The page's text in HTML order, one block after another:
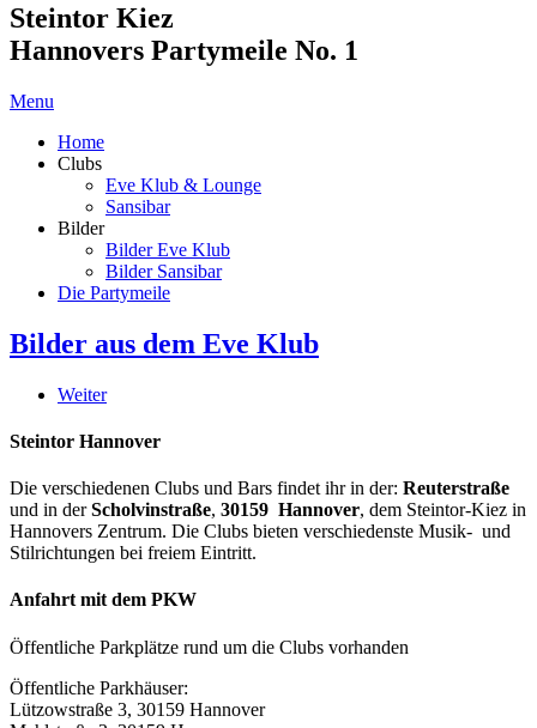
Steintor Kiez
Hannovers Partymeile No. 1
Menu
Home
Clubs
Eve Klub & Lounge
Sansibar
Bilder
Bilder Eve Klub
Bilder Sansibar
Die Partymeile
Bilder aus dem Eve Klub
Weiter
Steintor Hannover
Die verschiedenen Clubs und Bars findet ihr in der: Reuterstraße
und in derScholvinstraße, 30159 Hannover, dem Steintor-Kiez in
Hannovers Zentrum. Die Clubs bieten verschiedenste Musik- und
Stilrichtungen bei freiem Eintritt.
Anfahrt mit dem PKW
Öffentliche Parkplätze rund um die Clubs vorhanden
Öffentliche Parkhäuser:
Lützowstraße 3, 30159 Hannover